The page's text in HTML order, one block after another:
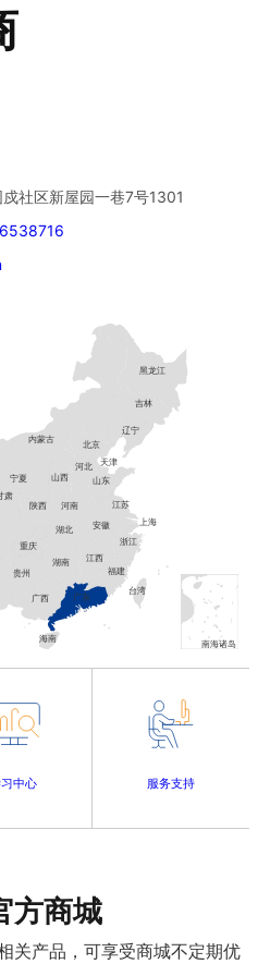
社区新屋园一巷7号1301
塘社区雪岗南路 1171 号城市山
益科智能创新园1栋601-3、601-
路深圳市名优工业产品展示采购
内蒙古
黑龙江
吉林
辽宁
北京
天津
河北
山西
宁夏
肃
陕西
广西 广东
海南
台湾
福建
浙江
上海
江苏
安徽
湖北
湖南 江西
贵州
重庆
河南
山东
南海诸岛
中心 服务支持
方商城
关产品，可享受商城不定期优